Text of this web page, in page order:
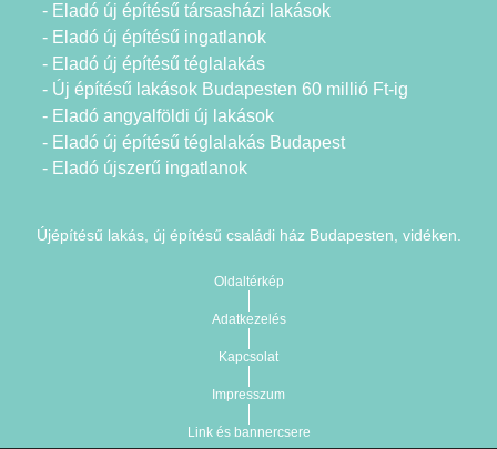
- Eladó új építésű társasházi lakások
- Eladó új építésű ingatlanok
- Eladó új építésű téglalakás
- Új építésű lakások Budapesten 60 millió Ft-ig
- Eladó angyalföldi új lakások
- Eladó új építésű téglalakás Budapest
- Eladó újszerű ingatlanok
Újépítésű lakás, új építésű családi ház Budapesten, vidéken.
Oldaltérkép
Adatkezelés
Kapcsolat
Impresszum
Link és bannercsere